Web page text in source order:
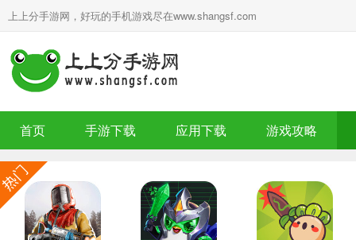
上上分手游网，好玩的手机游戏尽在www.shangsf.com
首页 手游下载 应用下载 游戏攻略